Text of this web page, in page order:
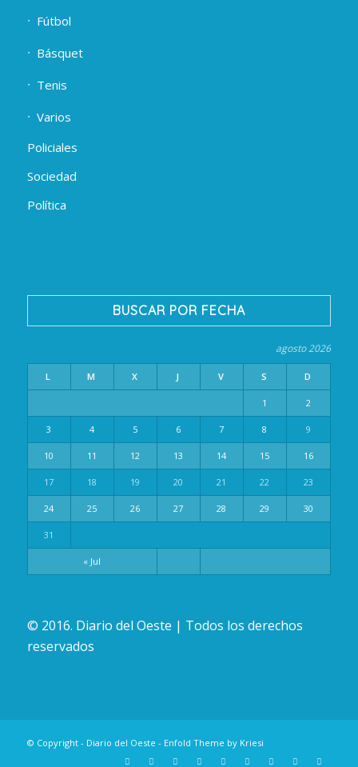
Fútbol
Básquet
Tenis
Varios
Policiales
Sociedad
Política
BUSCAR POR FECHA
agosto 2026
L M X J V S D
« Jul
1 2
3 4 5 6 7 8 9
10 11 12 13 14 15 16
17 18 19 20 21 22 23
24 25 26 27 28 29 30
31
© 2016. Diario del Oeste | Todos los derechos
reservados
© Copyright - Diario del Oeste - Enfold Theme by Kriesi